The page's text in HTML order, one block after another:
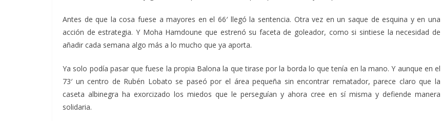
Antes de que la cosa fuese a mayores en el 66′ llegó la sentencia. Otra vez en un saque de esquina y en una
acción de estrategia. Y Moha Hamdoune que estrenó su faceta de goleador, como si sintiese la necesidad de
añadir cada semana algo más a lo mucho que ya aporta.
Ya solo podía pasar que fuese la propia Balona la que tirase por la borda lo que tenía en la mano. Y aunque en el
73′ un centro de Rubén Lobato se paseó por el área pequeña sin encontrar rematador, parece claro que la
caseta albinegra ha exorcizado los miedos que le perseguían y ahora cree en sí misma y defiende manera
solidaria.